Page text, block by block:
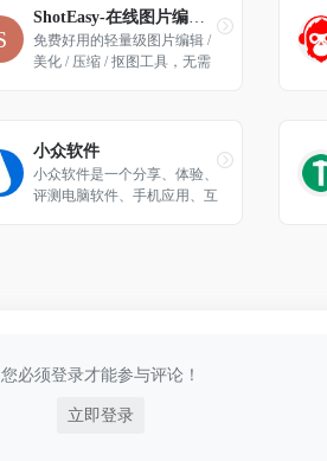
ShotEasy-在线图片编辑工具
免费好用的轻量级图片编辑 /
美化 / 压缩 / 抠图工具，无需
小众软件
小众软件是一个分享、体验、
评测电脑软件、手机应用、互
您必须登录才能参与评论！
立即登录